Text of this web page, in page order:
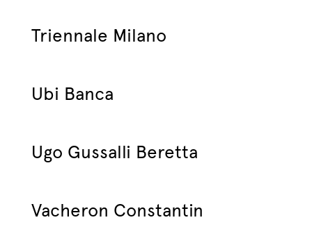
Triennale Milano
Ubi Banca
Ugo Gussalli Beretta
Vacheron Constantin